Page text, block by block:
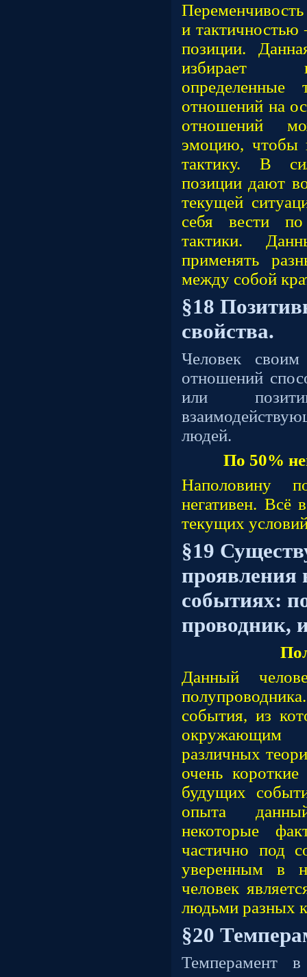
и тактичностью
позиции.
избирает
определенные
отношений на
отношений
эмоцию, чтобы
тактику. В
позиции дают
текущей
себя вести по
тактики.
применять
между собой
§18
свойства.
Человек
отношений
или
людей.
По 50%
Наполовину
негативен. Всё
текущих
§19
проявления
событиях:
проводник,
Данный
события, из
окружающим
различных
очень
будущих
опыта
некоторые
частично под
уверенным в
человек
людьми разных
§20
Темперамент